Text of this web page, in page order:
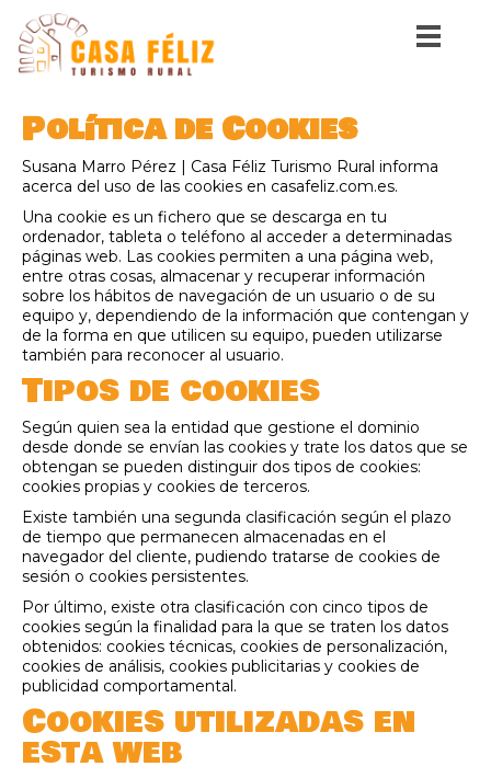
Política de Cookies
Susana Marro Pérez | Casa Féliz Turismo Rural informa
acerca del uso de las cookies en casafeliz.com.es.
Una cookie es un fichero que se descarga en tu
ordenador, tableta o teléfono al acceder a determinadas
páginas web. Las cookies permiten a una página web,
entre otras cosas, almacenar y recuperar información
sobre los hábitos de navegación de un usuario o de su
equipo y, dependiendo de la información que contengan y
de la forma en que utilicen su equipo, pueden utilizarse
también para reconocer al usuario.
Tipos de cookies
Según quien sea la entidad que gestione el dominio
desde donde se envían las cookies y trate los datos que se
obtengan se pueden distinguir dos tipos de cookies:
cookies propias y cookies de terceros.
Existe también una segunda clasificación según el plazo
de tiempo que permanecen almacenadas en el
navegador del cliente, pudiendo tratarse de cookies de
sesión o cookies persistentes.
Por último, existe otra clasificación con cinco tipos de
cookies según la finalidad para la que se traten los datos
obtenidos: cookies técnicas, cookies de personalización,
cookies de análisis, cookies publicitarias y cookies de
publicidad comportamental.
Cookies utilizadas en
esta web